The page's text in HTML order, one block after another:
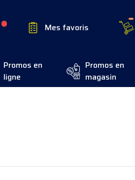
Mes favoris
Promos en
ligne
Promos en
magasin